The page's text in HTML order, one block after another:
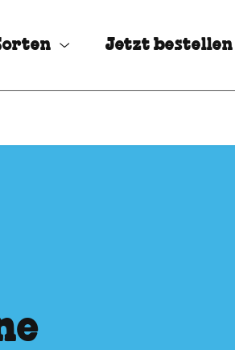
Jetzt bestellen